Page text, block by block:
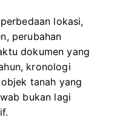
lokasi,
perubahan
dokumen yang
kronologi
tanah yang
bukan lagi